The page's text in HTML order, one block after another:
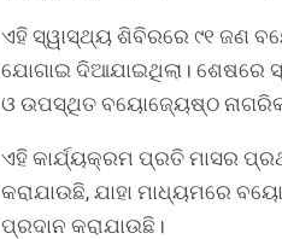
ଏହି ସ୍ୱାସ୍ଥ୍ୟ ଶିବିରରେ ୯୧ ଜଣ
ଯୋଗାଇ ଦିଆଯାଇଥିଲା। ଶେଷରେ
ଓ ଉପସ୍ଥିତ ବୟୋଜ୍ୟେଷ୍ଠ
ଏହି କାର୍ଯ୍ୟକ୍ରମ ପ୍ରତି ମାସର
କରାଯାଉଛି, ଯାହା ମାଧ୍ୟମରେ
ପ୍ରଦାନ କରାଯାଉଛି।